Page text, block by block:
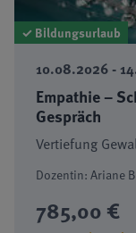
✓ Bildungsurlaub
10.08.2026 -
Empathie –
Gespräch
Vertiefung
Dozentin: Ariane
785,00 €